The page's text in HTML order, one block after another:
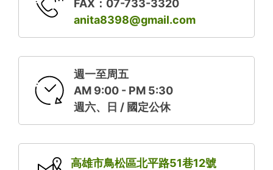
FAX：07-733-3320
anita8398@gmail.com
週一至周五
AM 9:00 - PM 5:30
週六、日 / 國定公休
高雄市鳥松區北平路51巷12號